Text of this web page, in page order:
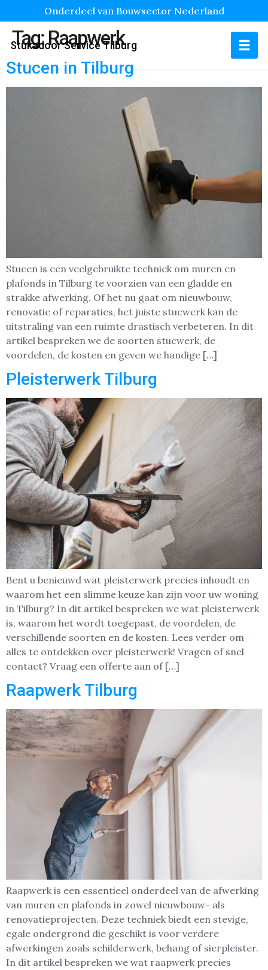
Onderdeel van Bouwsector Nederland
Stukadoor Service Tilburg
Tag:Raapwerk
Stucen in Tilburg
Stucen is een veelgebruikte techniek om muren en
plafonds in Tilburg te voorzien van een gladde en
strakke afwerking. Of het nu gaat om nieuwbouw,
renovatie of reparaties, het juiste stucwerk kan de
uitstraling van een ruimte drastisch verbeteren. In dit
artikel bespreken we de soorten stucwerk, de
voordelen, de kosten en geven we handige […]
Pleisterwerk Tilburg
Bent u benieuwd wat pleisterwerk precies inhoudt en
waarom het een slimme keuze kan zijn voor uw woning
in Tilburg? In dit artikel bespreken we wat pleisterwerk
is, waarom het wordt toegepast, de voordelen, de
verschillende soorten en de kosten. Lees verder om
alles te ontdekken over pleisterwerk! Vragen of snel
contact? Vraag een offerte aan of […]
Raapwerk Tilburg
Raapwerk is een essentieel onderdeel van de afwerking
van muren en plafonds in zowel nieuwbouw- als
renovatieprojecten. Deze techniek biedt een stevige,
egale ondergrond die geschikt is voor verdere
afwerkingen zoals schilderwerk, behang of sierpleister.
In dit artikel bespreken we wat raapwerk precies